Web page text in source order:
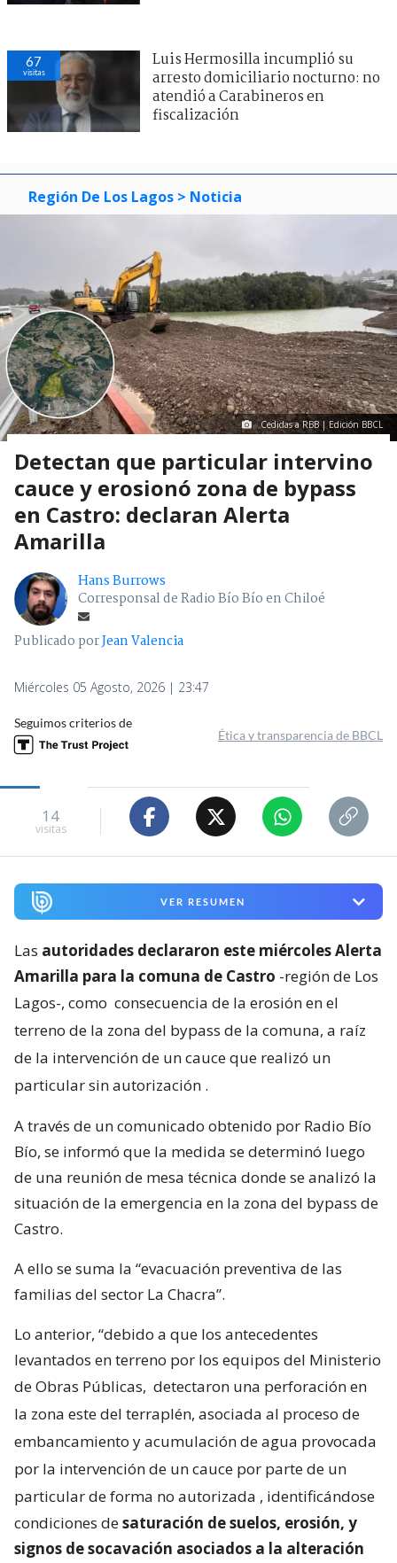
67
visitas
Luis Hermosilla incumplió su
arresto domiciliario nocturno: no
atendió a Carabineros en
fiscalización
Región De Los Lagos > Noticia
Cedidas a RBB | Edición BBCL
Detectan que particular intervino
cauce y erosionó zona de bypass
en Castro: declaran Alerta
Amarilla
Hans Burrows
Corresponsal de Radio Bío Bío en Chiloé
Publicado porJean Valencia
Miércoles 05 Agosto, 2026 | 23:47
Seguimos criterios de
Ética y transparencia de BBCL
14
visitas
VER RESUMEN
Las autoridades declararon este miércoles Alerta
Amarilla para la comuna de Castro -región de Los
Lagos-, como consecuencia de la erosión en el
terreno de la zona del bypass de la comuna, a raíz
de la intervención de un cauce que realizó un
particular sin autorización .
A través de un comunicado obtenido por Radio Bío
Bío, se informó que la medida se determinó luego
de una reunión de mesa técnica donde se analizó la
situación de la emergencia en la zona del bypass de
Castro.
A ello se suma la “evacuación preventiva de las
familias del sector La Chacra”.
Lo anterior, “debido a que los antecedentes
levantados en terreno por los equipos del Ministerio
de Obras Públicas, detectaron una perforación en
la zona este del terraplén, asociada al proceso de
embancamiento y acumulación de agua provocada
por la intervención de un cauce por parte de un
particular de forma no autorizada , identificándose
condiciones desaturación de suelos, erosión, y
signos de socavación asociados a la alteración